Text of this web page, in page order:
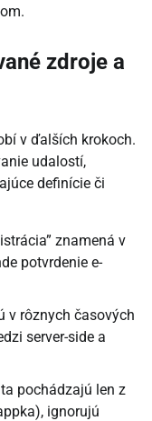
zdroje a
v ďalších krokoch.
udalostí,
definície či
znamená v
potvrdenie e-
v rôznych časových
server-side a
pochádzajú len z
ignorujú